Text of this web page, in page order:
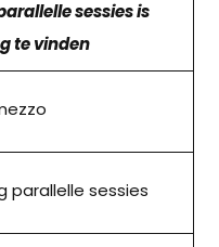
sessies is
te vinden
parallelle sessies